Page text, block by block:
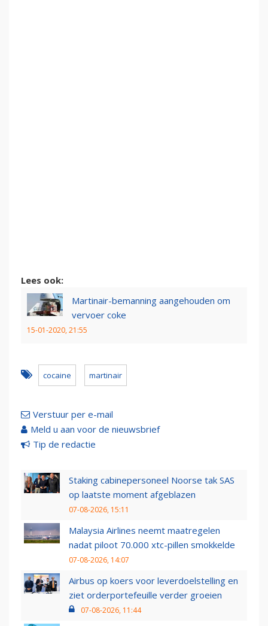
Lees ook:
Martinair-bemanning aangehouden om
vervoer coke
15-01-2020, 21:55
cocaine martinair
Verstuur per e-mail
Meld u aan voor de nieuwsbrief
Tip de redactie
Staking cabinepersoneel Noorse tak SAS
op laatste moment afgeblazen
07-08-2026, 15:11
Malaysia Airlines neemt maatregelen
nadat piloot 70.000 xtc-pillen smokkelde
07-08-2026, 14:07
Airbus op koers voor leverdoelstelling en
ziet orderportefeuille verder groeien
07-08-2026, 11:44